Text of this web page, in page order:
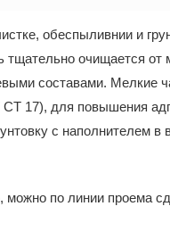
обеспыливнии и
тщательно очищается от
составами. Мелкие
СТ 17), для повышения
с наполнителем в
можно по линии проема